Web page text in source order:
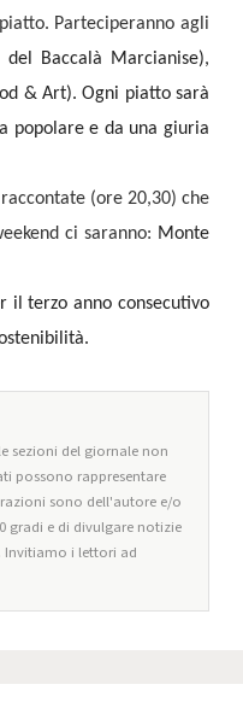
Parteciperanno agli
del Baccalà Marcianise),
& Art). Ogni piatto sarà
popolare e da una giuria
(ore 20,30) che
ci saranno: Monte
il terzo anno consecutivo
sezioni del giornale non
possono rappresentare
sono dell'autore e/o
gradi e di divulgare notizie
Invitiamo i lettori ad